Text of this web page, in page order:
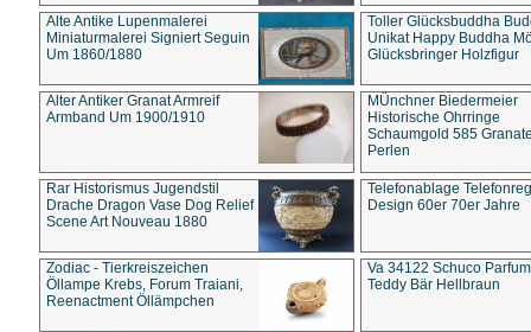
Alte Antike Lupenmalerei
Miniaturmalerei Signiert Seguin
Um 1860/1880
Toller Glücksbuddha
Unikat Happy Buddha
Glücksbringer Holzfigur
Alter Antiker Granat Armreif
Armband Um 1900/1910
MÜnchner Biedermeier
Historische Ohrringe
Schaumgold 585
Perlen
Rar Historismus Jugendstil
Drache Dragon Vase Dog Relief
Scene Art Nouveau 1880
Telefonablage
Design 60er 70er Jahre
Zodiac - Tierkreiszeichen
Öllampe Krebs, Forum Traiani,
Reenactment Öllämpchen
Va 34122 Schuco
Teddy Bär Hellbraun